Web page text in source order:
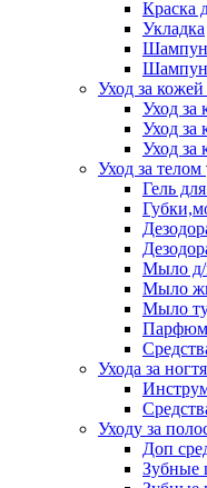
Краска
Укладка
Уход за кожей
Уход за
Уход за
Уход за
Уход за телом
Гель
Мыло д/
Мыло
Мыло
Ухода за
Уходу за
Доп
Зубные